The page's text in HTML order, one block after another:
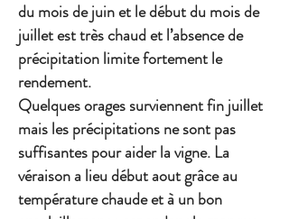
du mois de juin et le début du mois de
juillet est très chaud et l’absence de
précipitation limite fortement le
rendement.
Quelques orages surviennent fin juillet
mais les précipitations ne sont pas
suffisantes pour aider la vigne. La
véraison a lieu début aout grâce au
température chaude et à un bon